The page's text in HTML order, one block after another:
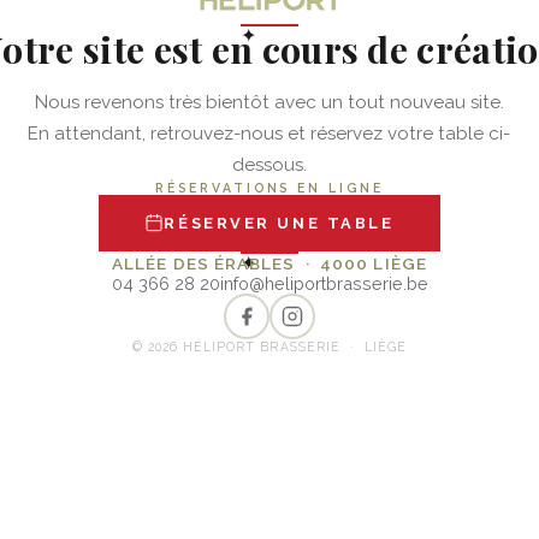
✦
site est en cours de
Nous revenons très bientôt avec un tout nouveau site.
En attendant, retrouvez-nous et réservez votre table ci-
dessous.
RÉSERVATIONS EN LIGNE
RÉSERVER UNE TABLE
✦
ALLÉE DES ÉRABLES · 4000 LIÈGE
04 366 28 20info@heliportbrasserie.be
© 2026 HÉLIPORT BRASSERIE · LIÈGE